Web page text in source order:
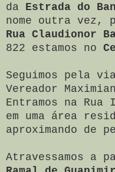
da Estrada do
nome outra vez,
Rua Claudionor
822 estamos no
Seguimos pela
Vereador
Entramos na
em uma área
aproximando de
Atravessamos a